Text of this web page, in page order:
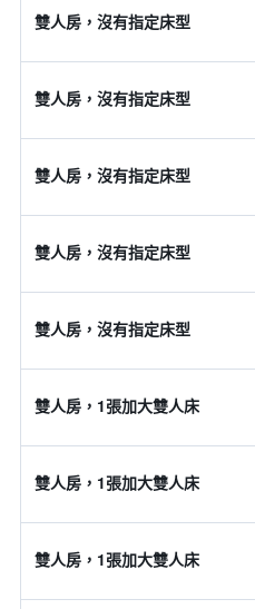
雙人房，沒有指定床型
雙人房，沒有指定床型
雙人房，沒有指定床型
雙人房，沒有指定床型
雙人房，沒有指定床型
雙人房，1張加大雙人床
雙人房，1張加大雙人床
雙人房，1張加大雙人床